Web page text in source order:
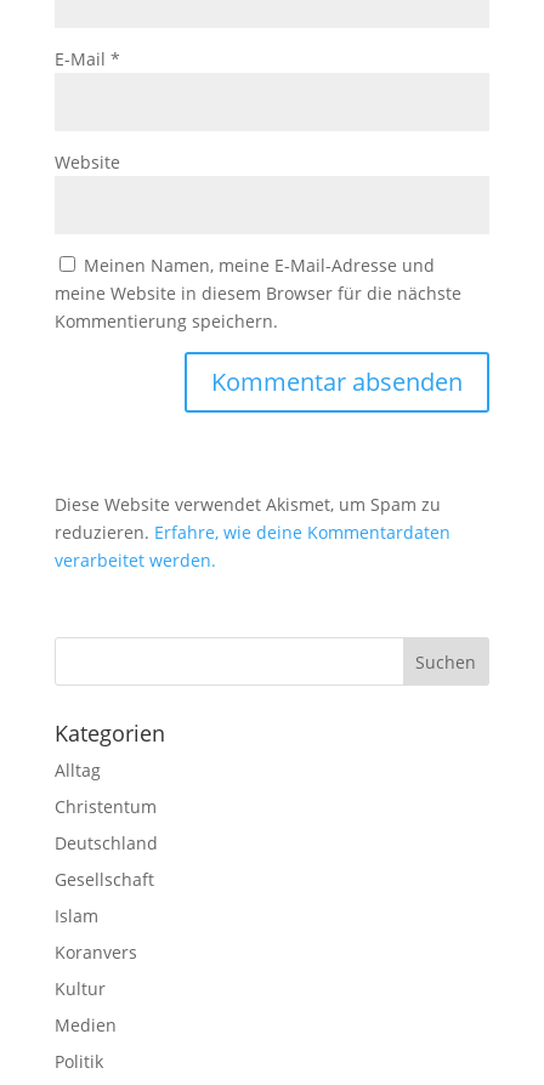
E-Mail *
Website
Meinen Namen, meine E-Mail-Adresse und
meine Website in diesem Browser für die nächste
Kommentierung speichern.
Diese Website verwendet Akismet, um Spam zu
reduzieren. Erfahre, wie deine Kommentardaten
verarbeitet werden.
Kategorien
Alltag
Christentum
Deutschland
Gesellschaft
Islam
Koranvers
Kultur
Medien
Politik